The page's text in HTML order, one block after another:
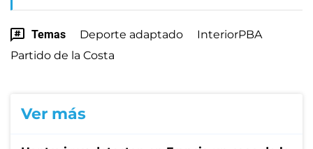
Temas Deporte adaptado
InteriorPBA
Partido de la Costa
Ver más